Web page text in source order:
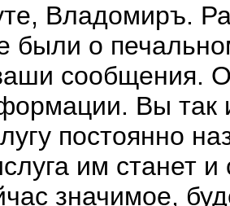
Владомиръ.
были о
сообщения.
Вы так
постоянно
им станет
значимое,